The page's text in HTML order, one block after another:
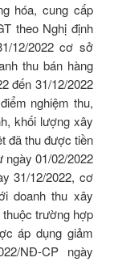
hóa, cung cấp
theo Nghị định
12/2022 cơ sở
thu bán hàng
đến 31/12/2022
nghiệm thu,
khối lượng xây
đã thu được tiền
01/02/2022
31/12/2022, cơ
doanh thu xây
trường hợp
áp dụng giảm
NĐ-CP ngày